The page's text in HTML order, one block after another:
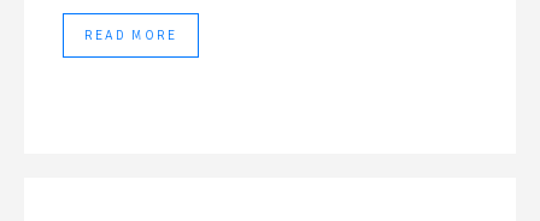
READ MORE